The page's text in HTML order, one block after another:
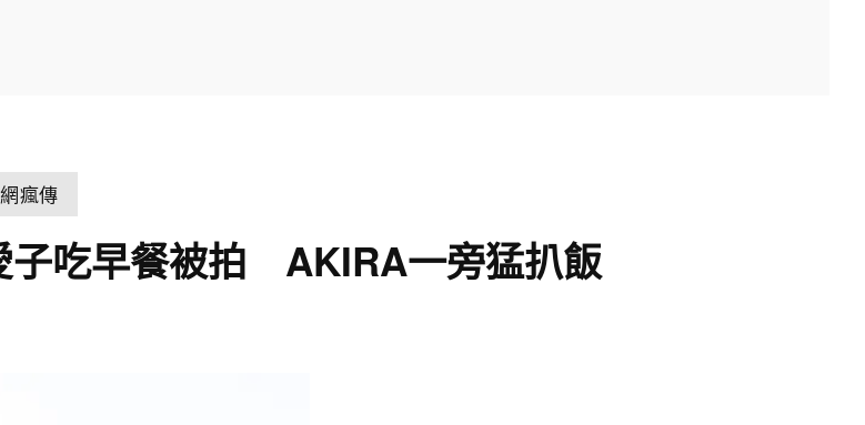
瘋傳
子吃早餐被拍 AKIRA一旁猛扒飯